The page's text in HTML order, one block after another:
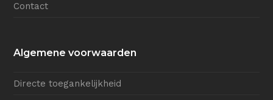
Contact
Algemene voorwaarden
Directe toegankelijkheid